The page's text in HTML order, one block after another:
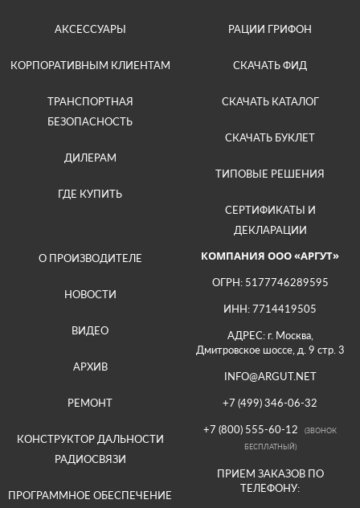
АКСЕССУАРЫ
КОРПОРАТИВНЫМ КЛИЕНТАМ
ТРАНСПОРТНАЯ
БЕЗОПАСНОСТЬ
ДИЛЕРАМ
ГДЕ КУПИТЬ
РАЦИИ ГРИФОН
СКАЧАТЬ ФИД
СКАЧАТЬ КАТАЛОГ
СКАЧАТЬ БУКЛЕТ
ТИПОВЫЕ РЕШЕНИЯ
СЕРТИФИКАТЫ И
ДЕКЛАРАЦИИ
О ПРОИЗВОДИТЕЛЕ
НОВОСТИ
ВИДЕО
АРХИВ
РЕМОНТ
КОНСТРУКТОР ДАЛЬНОСТИ
РАДИОСВЯЗИ
ПРОГРАММНОЕ ОБЕСПЕЧЕНИЕ
КОМПАНИЯ ООО «АРГУТ»
ОГРН: 5177746289595
ИНН: 7714419505
АДРЕС: г. Москва,
Дмитровское шоссе, д. 9 стр. 3
INFO@ARGUT.NET
+7 (499) 346-06-32
+7 (800) 555-60-12
(ЗВОНОК
БЕСПЛАТНЫЙ)
ПРИЕМ ЗАКАЗОВ ПО
ТЕЛЕФОНУ: